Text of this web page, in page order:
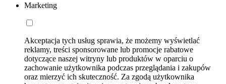
Marketing
Akceptacja tych usług sprawia, że możemy wyświetlać
reklamy, treści sponsorowane lub promocje rabatowe
dotyczące naszej witryny lub produktów w oparciu o
zachowanie użytkownika podczas przeglądania i zakupów
oraz mierzyć ich skuteczność. Za zgodą użytkownika